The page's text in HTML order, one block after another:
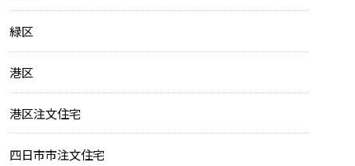
緑区
港区
港区注文住宅
四日市市注文住宅